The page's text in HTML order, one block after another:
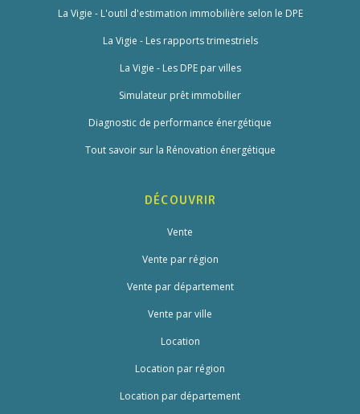
La Vigie - L'outil d'estimation immobilière selon le DPE
La Vigie - Les rapports trimestriels
La Vigie - Les DPE par villes
Simulateur prêt immobilier
Diagnostic de performance énergétique
Tout savoir sur la Rénovation énergétique
DÉCOUVRIR
Vente
Vente par région
Vente par département
Vente par ville
Location
Location par région
Location par département